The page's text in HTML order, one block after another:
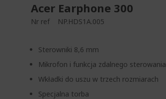
Acer Earphone 300
Nr ref NP.HDS1A.005
Sterowniki 8,6 mm
Mikrofon i funkcja zdalnego sterowania
Wkładki do uszu w trzech rozmiarach
Specjalna torba